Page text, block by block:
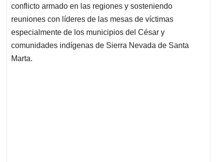
conflicto armado en las regiones y sosteniendo
reuniones con líderes de las mesas de víctimas
especialmente de los municipios del César y
comunidades indígenas de Sierra Nevada de Santa
Marta.